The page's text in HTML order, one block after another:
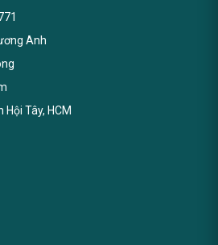
Anh
Hội Tây, HCM